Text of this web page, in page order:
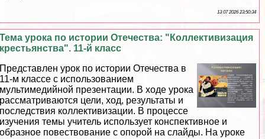
13 07 2026 23:50:34
Тема урока по истории Отечества: "Коллективизация
крестьянства". 11-й класс
Представлен урок по истории Отечества в
11-м классе с использованием
мультимедийной презентации. В ходе урока
рассматриваются цели, ход, результаты и
последствия коллективизации. В процессе
изучения темы учитель использует конспективное и
образное повествование с опорой на слайды. На уроке